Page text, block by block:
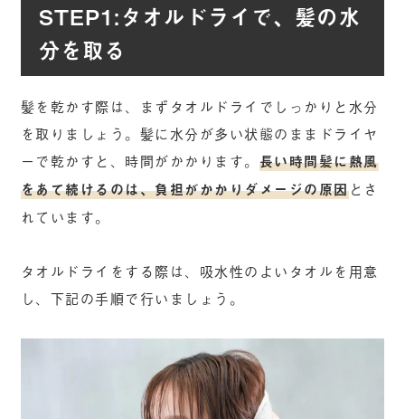
STEP1:タオルドライで、髪の水
分を取る
髪を乾かす際は、まずタオルドライでしっかりと水分
を取りましょう。髪に水分が多い状態のままドライヤ
ーで乾かすと、時間がかかります。 長い時間髪に熱風
をあて続けるのは、負担がかかりダメージの原因とさ
れています。
タオルドライをする際は、吸水性のよいタオルを用意
し、下記の手順で行いましょう。